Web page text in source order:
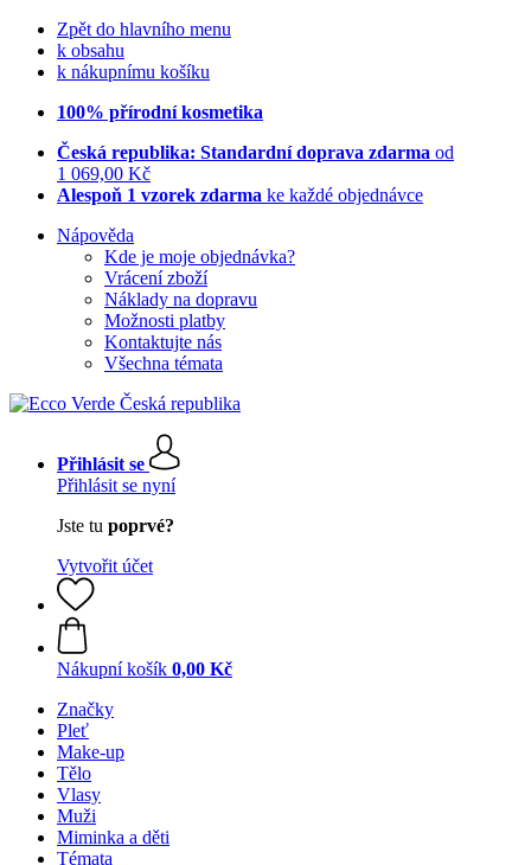
Zpět do hlavního menu
k obsahu
k nákupnímu košíku
100% přírodní kosmetika
Česká republika: Standardní doprava zdarma od
1 069,00 Kč
Alespoň 1 vzorek zdarma ke každé objednávce
Nápověda
Kde je moje objednávka?
Vrácení zboží
Náklady na dopravu
Možnosti platby
Kontaktujte nás
Všechna témata
Přihlásit se
Přihlásit se nyní
Jste tu poprvé?
Vytvořit účet
Nákupní košík 0,00 Kč
Značky
Pleť
Make-up
Tělo
Vlasy
Muži
Miminka a děti
Témata